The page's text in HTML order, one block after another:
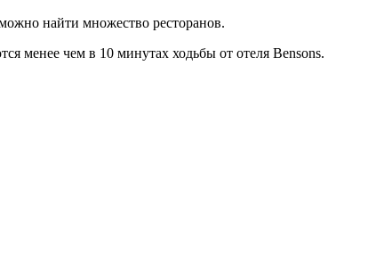
найти множество ресторанов.
менее чем в 10 минутах ходьбы от отеля Bensons.